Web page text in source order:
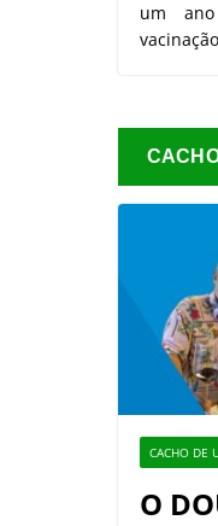
um
CACHO DE
O